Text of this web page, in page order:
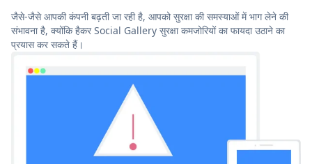
जैसे-जैसे आपकी कंपनी बढ़ती जा रही है, आपको सुरक्षा की समस्याओं में भाग लेने की
संभावना है, क्योंकि हैकर Social Gallery सुरक्षा कमजोरियों का फायदा उठाने का
प्रयास कर सकते हैं।